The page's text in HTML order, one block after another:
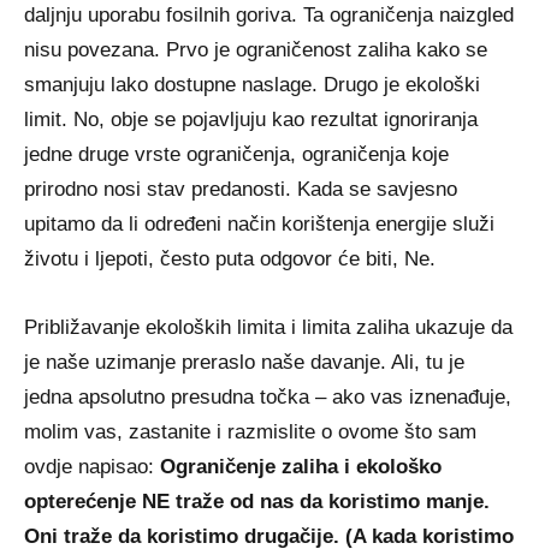
daljnju uporabu fosilnih goriva. Ta ograničenja naizgled
nisu povezana. Prvo je ograničenost zaliha kako se
smanjuju lako dostupne naslage. Drugo je ekološki
limit. No, obje se pojavljuju kao rezultat ignoriranja
jedne druge vrste ograničenja, ograničenja koje
prirodno nosi stav predanosti. Kada se savjesno
upitamo da li određeni način korištenja energije služi
životu i ljepoti, često puta odgovor će biti, Ne.
Približavanje ekoloških limita i limita zaliha ukazuje da
je naše uzimanje preraslo naše davanje. Ali, tu je
jedna apsolutno presudna točka – ako vas iznenađuje,
molim vas, zastanite i razmislite o ovome što sam
ovdje napisao: Ograničenje zaliha i ekološko
opterećenje NE traže od nas da koristimo manje.
Oni traže da koristimo drugačije. (A kada koristimo